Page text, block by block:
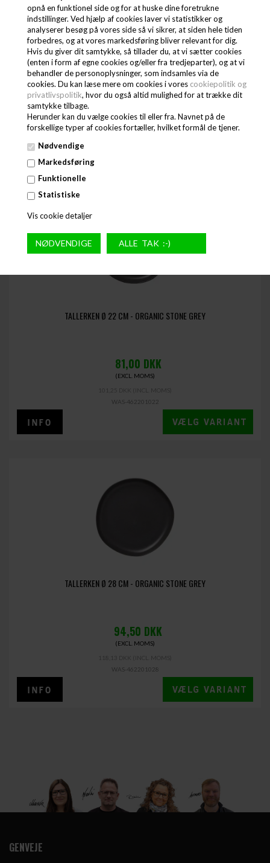
opnå en funktionel side og for at huske dine foretrukne
indstillinger. Ved hjælp af cookies laver vi statistikker og
analyserer besøg på vores side så vi sikrer, at siden hele tiden
forbedres, og at vores markedsføring bliver relevant for dig.
Hvis du giver dit samtykke, så tillader du, at vi sætter cookies
(enten i form af egne cookies og/eller fra tredjeparter), og at vi
behandler de personoplysninger, som indsamles via de
cookies. Du kan læse mere om cookies i vores cookiepolitik og
privatlivspolitik, hvor du også altid mulighed for at trække dit
samtykke tilbage.
Herunder kan du vælge cookies til eller fra. Navnet på de
forskellige typer af cookies fortæller, hvilket formål de tjener.
Nødvendige
Markedsføring
Funktionelle
Statistiske
Vis cookie detaljer
TALLERKEN Ø 33 CM - ONE MIDNIGHT
228,00DKK
285,00 DKK
WAS-452501033
TALLERKEN Ø 22 CM - ORGANIC STONE GREY
81,00 DKK
(EXCL. MOMS)
WAS-462201022
TALLERKEN Ø 28 CM - ORGANIC STONE GREY
94,50 DKK
(EXCL. MOMS)
WAS-462201028
GENVEJE